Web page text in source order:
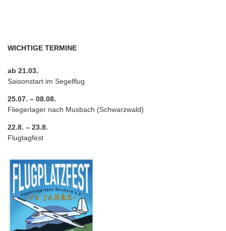
WICHTIGE TERMINE
ab 21.03.
Saisonstart im Segelflug
25.07. – 08.08.
Fliegerlager nach Musbach (Schwarzwald)
22.8. – 23.8.
Flugtagfest